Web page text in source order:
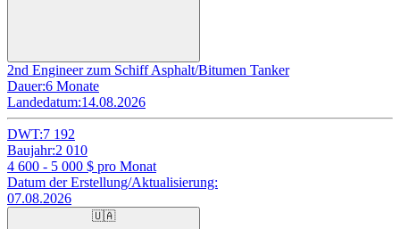
2nd Engineer zum Schiff Asphalt/Bitumen Tanker
Dauer:6 Monate
Landedatum:14.08.2026
DWT:7 192
Baujahr:2 010
4 600 - 5 000 $ pro Monat
Datum der Erstellung/Aktualisierung:
07.08.2026
🇺🇦